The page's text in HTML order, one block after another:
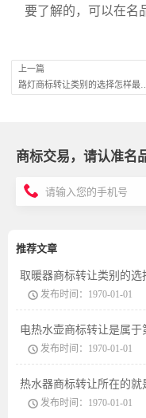
要了解的，可以在名
上一篇
商标交易，请认准名
推荐文章
取暖器商标转让类别的选
发布时间：1970-01-01
电热水壶商标转让是属于
发布时间：1970-01-01
热水器商标转让所在的就
发布时间：1970-01-01